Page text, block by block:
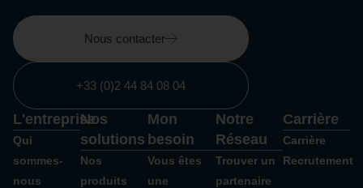
Nous contacter
+33 (0)2 44 84 08 04
L'entreprise
Qui
sommes-
nous
Nos
solutions
Nos
produits
Mon
besoin
Vous êtes
une
Notre
Réseau
Trouver un
partenaire
Carrière
Carrière
Recrutement